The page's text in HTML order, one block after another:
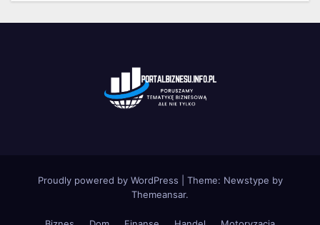
Proudly powered by WordPress Theme: Newstype by
Themeansar.